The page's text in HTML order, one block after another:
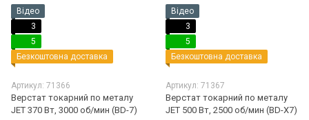
Відео
3
5
Безкоштовна доставка
Артикул: 71366
Верстат токарний по металу
JET 370 Вт, 3000 об/мин (BD-7)
Відео
3
5
Безкоштовна доставка
Артикул: 71367
Верстат токарний по металу
JET 500 Вт, 2500 об/мин (BD-X7)